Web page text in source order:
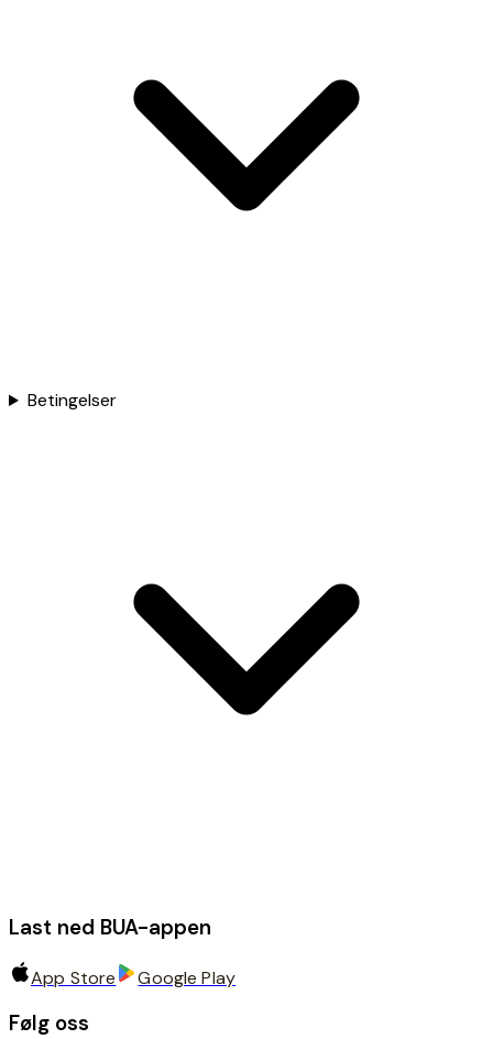
Betingelser
Last ned BUA-appen
App Store Google Play
Følg oss